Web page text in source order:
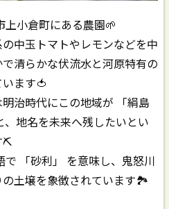
小倉町にある農園🌱
中玉トマトやレモンなどを中
清らかな伏流水と河原特有の
ます🍅
明治時代にこの地域が 「絹島
地名を未来へ残したいとい
⛏
で 「砂利」 を意味し、鬼怒川
土壌を象徴されています🏞️